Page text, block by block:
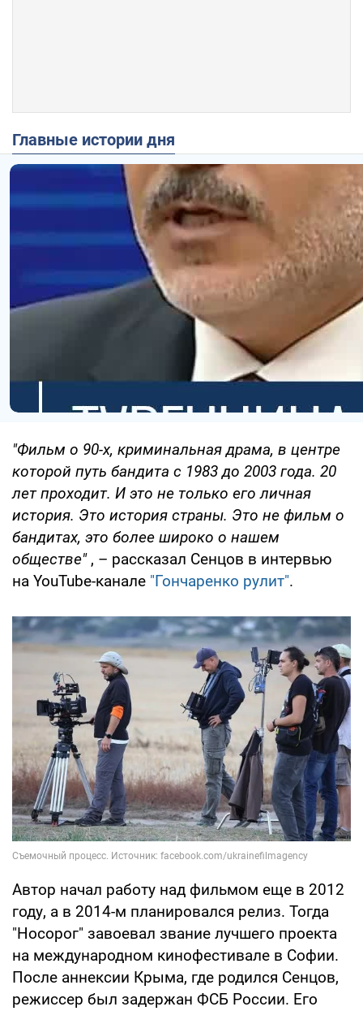
Главные истории дня
"Фильм о 90-х, криминальная драма, в центре
которой путь бандита с 1983 до 2003 года. 20
лет проходит. И это не только его личная
история. Это история страны. Это не фильм о
бандитах, это более широко о нашем
обществе" , – рассказал Сенцов в интервью
на YouTube-канале "Гончаренко рулит".
Автор начал работу над фильмом еще в 2012
году, а в 2014-м планировался релиз. Тогда
"Носорог" завоевал звание лучшего проекта
на международном кинофестивале в Софии.
После аннексии Крыма, где родился Сенцов,
режиссер был задержан ФСБ России. Его